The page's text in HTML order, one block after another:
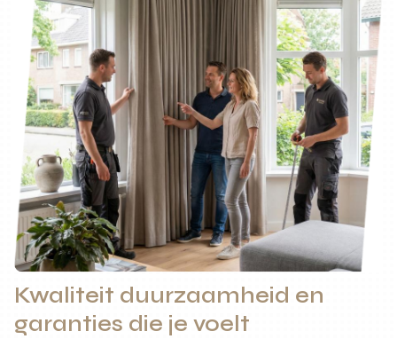
Kwaliteit duurzaamheid en
garanties die je voelt